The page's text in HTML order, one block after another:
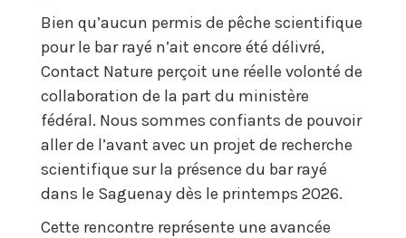
Bien qu’aucun permis de pêche scientifique
pour le bar rayé n’ait encore été délivré,
Contact Nature perçoit une réelle volonté de
collaboration de la part du ministère
fédéral. Nous sommes confiants de pouvoir
aller de l’avant avec un projet de recherche
scientifique sur la présence du bar rayé
dans le Saguenay dès le printemps 2026.
Cette rencontre représente une avancée